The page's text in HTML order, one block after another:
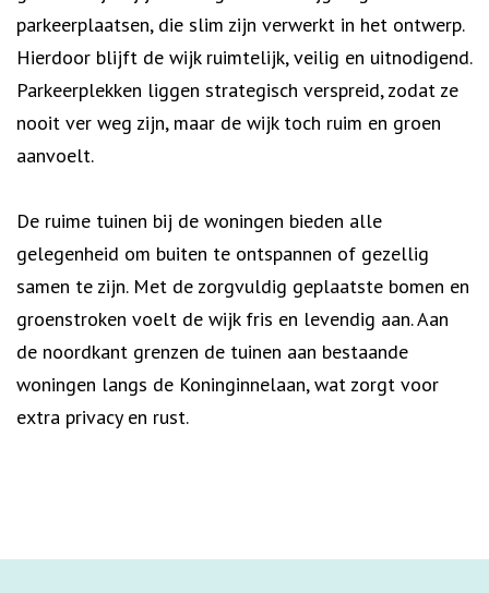
parkeerplaatsen, die slim zijn verwerkt in het ontwerp.
Hierdoor blijft de wijk ruimtelijk, veilig en uitnodigend.
Parkeerplekken liggen strategisch verspreid, zodat ze
nooit ver weg zijn, maar de wijk toch ruim en groen
aanvoelt.
De ruime tuinen bij de woningen bieden alle
gelegenheid om buiten te ontspannen of gezellig
samen te zijn. Met de zorgvuldig geplaatste bomen en
groenstroken voelt de wijk fris en levendig aan. Aan
de noordkant grenzen de tuinen aan bestaande
woningen langs de Koninginnelaan, wat zorgt voor
extra privacy en rust.